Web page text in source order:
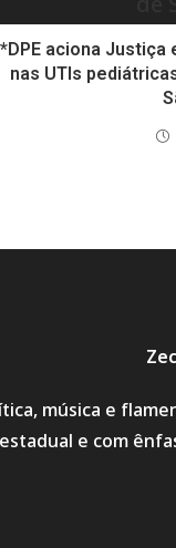
*DPE aciona
nas UTIs
música e
e com